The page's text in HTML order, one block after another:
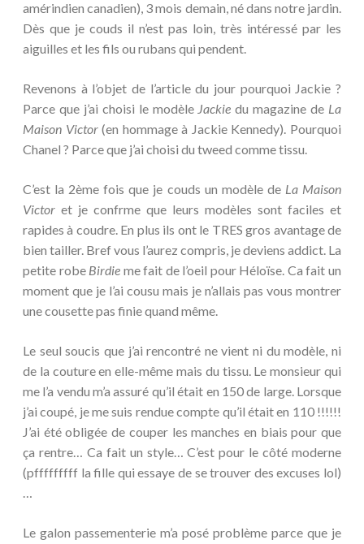
amérindien canadien), 3 mois demain, né dans notre jardin.
Dès que je couds il n’est pas loin, très intéressé par les
aiguilles et les fils ou rubans qui pendent.
Revenons à l’objet de l’article du jour pourquoi Jackie ?
Parce que j’ai choisi le modèle Jackie du magazine de La
Maison Victor(en hommage à Jackie Kennedy). Pourquoi
Chanel ? Parce que j’ai choisi du tweed comme tissu.
C’est la 2ème fois que je couds un modèle de La Maison
Victor et je confrme que leurs modèles sont faciles et
rapides à coudre. En plus ils ont le TRES gros avantage de
bien tailler. Bref vous l’aurez compris, je deviens addict. La
petite robe Birdie me fait de l’oeil pour Héloïse. Ca fait un
moment que je l’ai cousu mais je n’allais pas vous montrer
une cousette pas finie quand même.
Le seul soucis que j’ai rencontré ne vient ni du modèle, ni
de la couture en elle-même mais du tissu. Le monsieur qui
me l’a vendu m’a assuré qu’il était en 150 de large. Lorsque
j’ai coupé, je me suis rendue compte qu’il était en 110 !!!!!!
J’ai été obligée de couper les manches en biais pour que
ça rentre… Ca fait un style… C’est pour le côté moderne
(pfffffffff la fille qui essaye de se trouver des excuses lol)
…
Le galon passementerie m’a posé problème parce que je